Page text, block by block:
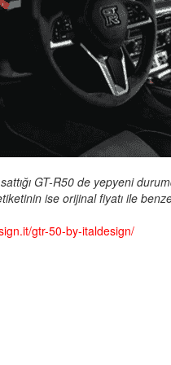
GT-R50 de yepyeni
ise orijinal fiyatı ile
gtr-50-by-italdesign/